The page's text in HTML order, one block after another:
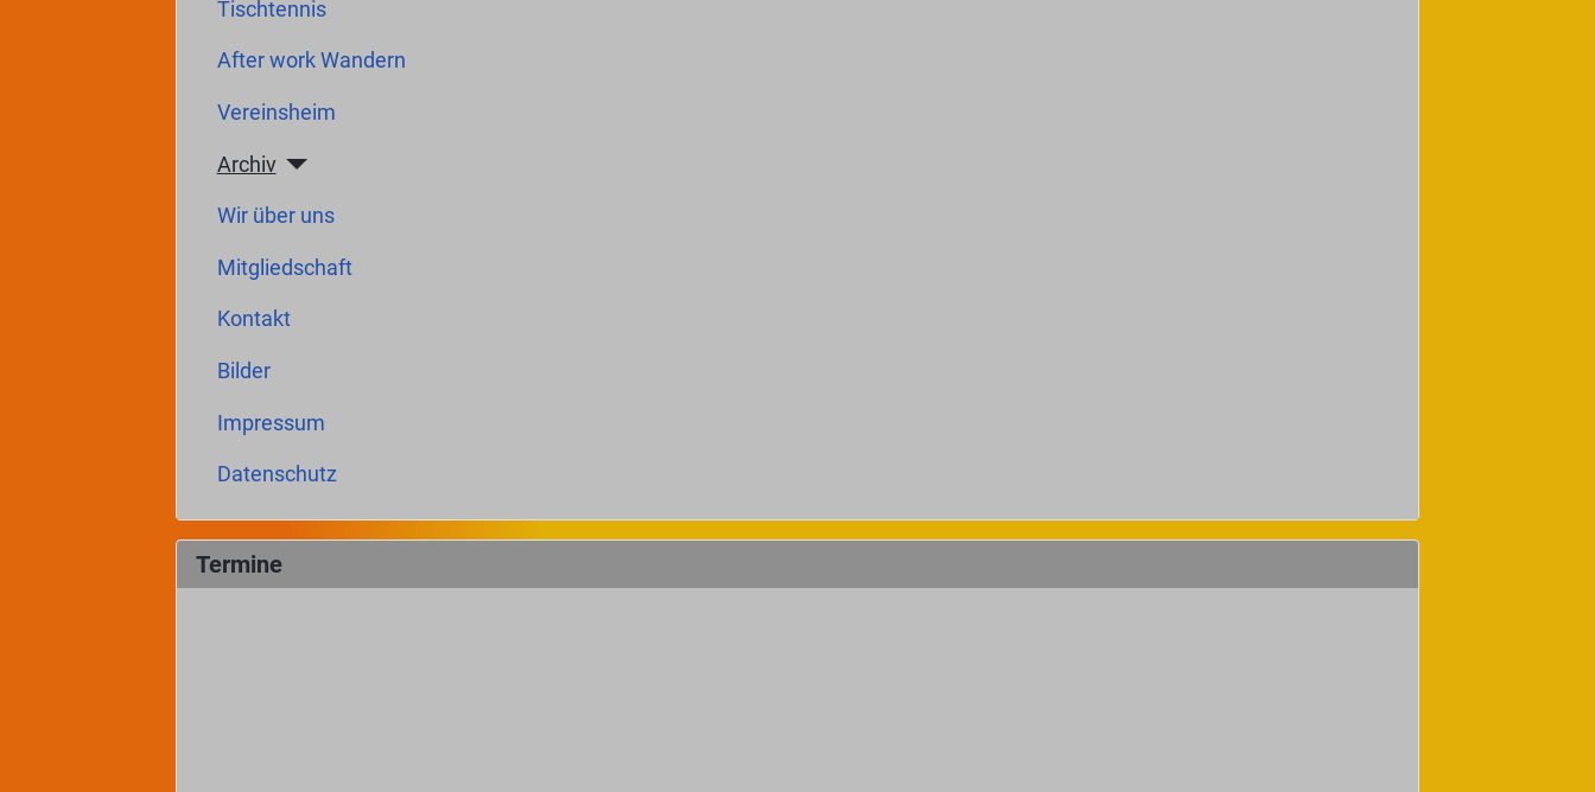
Tischtennis
After work Wandern
Vereinsheim
Archiv
Wir über uns
Mitgliedschaft
Kontakt
Bilder
Impressum
Datenschutz
Termine